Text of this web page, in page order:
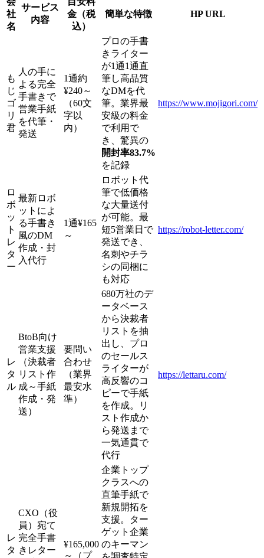
社
名
サービス
内容
金（税
込）
簡単な特徴 HP URL
も
じ
ゴ
リ
君
人の手に
よる完全
手書きで
営業手紙
を代筆・
発送
1通約
¥240～
（60文
字以
内）
プロの手書
きライター
が1通1通直
筆し高品質
なDMを代
筆。業界最
安級の料金
で利用で
き、驚異の
開封率83.7%
を記録
https://www.mojigori.com/
ロ
ボ
ッ
ト
レ
タ
ー
最新ロボ
ットによ
る手書き
風のDM
作成・封
入代行
1通¥165
～
ロボット代
筆で低価格
な大量送付
が可能。最
短5営業日で
発送でき、
名刺やチラ
シの同梱に
も対応
https://robot-letter.com/
レ
タ
ル
BtoB向け
営業支援
（決裁者
リスト作
成～手紙
作成・発
送）
要問い
合わせ
（業界
最安水
準）
680万社のデ
ータベース
から決裁者
リストを抽
出し、プロ
のセールス
ライターが
高反響のコ
ピーで手紙
を作成。リ
スト作成か
ら発送まで
一気通貫で
代行
https://lettaru.com/
レ
タ
CXO（役
員）宛て
完全手書
きレター
¥165,000
～（プ
企業トップ
クラスへの
直筆手紙で
新規開拓を
支援。ター
ゲット企業
のキーマン